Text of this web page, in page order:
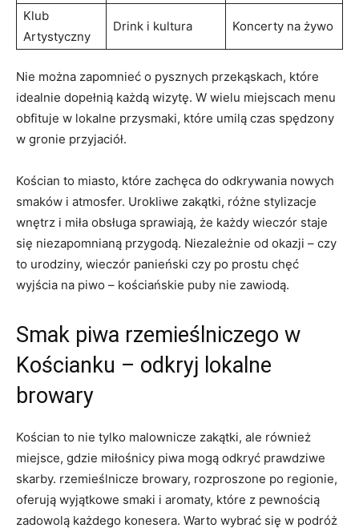
Klub
Artystyczny
Drink i kultura Koncerty na żywo
Nie można zapomnieć o pysznych przekąskach, które
idealnie dopełnią każdą wizytę. W wielu miejscach menu
obfituje w lokalne przysmaki, które umilą czas spędzony
w gronie przyjaciół.
Kościan to miasto, które zachęca do odkrywania nowych
smaków i atmosfer. Urokliwe zakątki, różne stylizacje
wnętrz i miła obsługa sprawiają, że każdy wieczór staje
się niezapomnianą przygodą. Niezależnie od okazji – czy
to urodziny, wieczór panieński czy po prostu chęć
wyjścia na piwo – kościańskie puby nie zawiodą.
Smak piwa rzemieślniczego w
Kościanku – odkryj lokalne
browary
Kościan to nie tylko malownicze zakątki, ale również
miejsce, gdzie miłośnicy piwa mogą odkryć prawdziwe
skarby. rzemieślnicze browary, rozproszone po regionie,
oferują wyjątkowe smaki i aromaty, które z pewnością
zadowolą każdego konesera. Warto wybrać się w podróż